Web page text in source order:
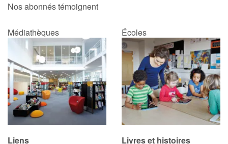
Nos abonnés témoignent
Médiathèques Écoles
Liens
Livres et histoires